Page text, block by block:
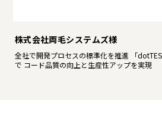
株式会社両毛システムズ様
全社で開発プロセスの標準化を推進 「
で コード品質の向上と生産性アップを実現